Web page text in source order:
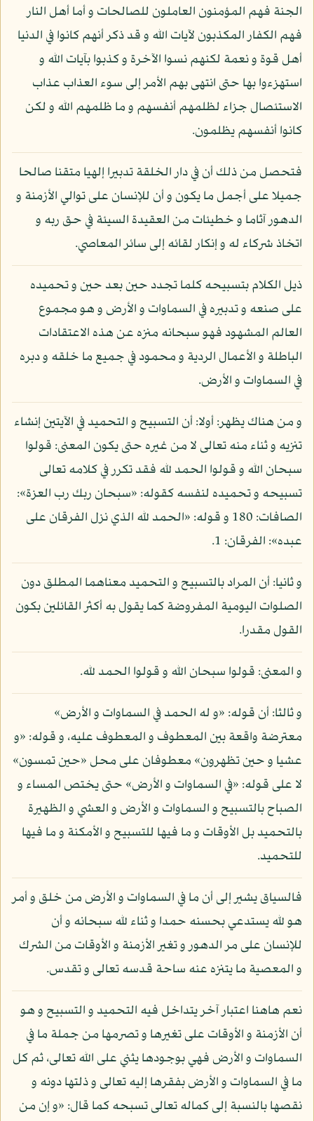
الجنة فهم المؤمنون العاملون للصالحات و أما أهل النار
فهم الكفار المكذبون لآيات الله و قد ذكر أنهم كانوا في الدنيا
أهل قوة و نعمة لكنهم نسوا الآخرة و كذبوا بآيات الله و
استهزءوا بها حتى انتهى بهم الأمر إلى سوء العذاب عذاب
الاستئصال جزاء لظلمهم أنفسهم و ما ظلمهم الله و لكن
كانوا أنفسهم يظلمون.
فتحصل من ذلك أن في دار الخلقة تدبيرا إلهيا متقنا صالحا
جميلا على أجمل ما يكون و أن للإنسان على توالي الأزمنة و
الدهور آثاما و خطيئات من العقيدة السيئة في حق ربه و
اتخاذ شركاء له و إنكار لقائه إلى سائر المعاصي.
ذيل الكلام بتسبيحه كلما تجدد حين بعد حين و تحميده
على صنعه و تدبيره في السماوات و الأرض و هو مجموع
العالم المشهود فهو سبحانه منزه عن هذه الاعتقادات
الباطلة و الأعمال الردية و محمود في جميع ما خلقه و دبره
في السماوات و الأرض.
و من هناك يظهر: أولا: أن التسبيح و التحميد في الآيتين إنشاء
تنزيه و ثناء منه تعالى لا من غيره حتى يكون المعنى: قولوا
سبحان الله و قولوا الحمد لله فقد تكرر في كلامه تعالى
تسبيحه و تحميده لنفسه كقوله: «سبحان ربك رب العزة»:
الصافات: 180 و قوله: «الحمد لله الذي نزل الفرقان على
عبده»: الفرقان: 1.
و ثانيا: أن المراد بالتسبيح و التحميد معناهما المطلق دون
الصلوات اليومية المفروضة كما يقول به أكثر القائلين بكون
القول مقدرا.
و المعنى: قولوا سبحان الله و قولوا الحمد لله.
و ثالثا: أن قوله: «و له الحمد في السماوات و الأرض»
معترضة واقعة بين المعطوف و المعطوف عليه، و قوله: «و
عشيا و حين تظهرون» معطوفان على محل «حين تمسون»
لا على قوله: «في السماوات و الأرض» حتى يختص المساء و
الصباح بالتسبيح و السماوات و الأرض و العشي و الظهيرة
بالتحميد بل الأوقات و ما فيها للتسبيح و الأمكنة و ما فيها
للتحميد.
فالسياق يشير إلى أن ما في السماوات و الأرض من خلق و أمر
هو لله يستدعي بحسنه حمدا و ثناء لله سبحانه و أن
للإنسان على مر الدهور و تغير الأزمنة و الأوقات من الشرك
و المعصية ما يتنزه عنه ساحة قدسه تعالى و تقدس.
نعم هاهنا اعتبار آخر يتداخل فيه التحميد و التسبيح و هو
أن الأزمنة و الأوقات على تغيرها و تصرمها من جملة ما في
السماوات و الأرض فهي بوجودها يثني على الله تعالى، ثم كل
ما في السماوات و الأرض بفقرها إليه تعالى و ذلتها دونه و
نقصها بالنسبة إلى كماله تعالى تسبحه كما قال: «و إن من